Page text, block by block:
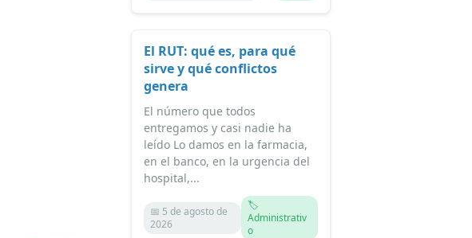
El RUT: qué es, para qué
sirve y qué conflictos
genera
El número que todos
entregamos y casi nadie ha
leído Lo damos en la farmacia,
en el banco, en la urgencia del
hospital,...
📅 5 de agosto de
2026
🏷️
Administrativ
o